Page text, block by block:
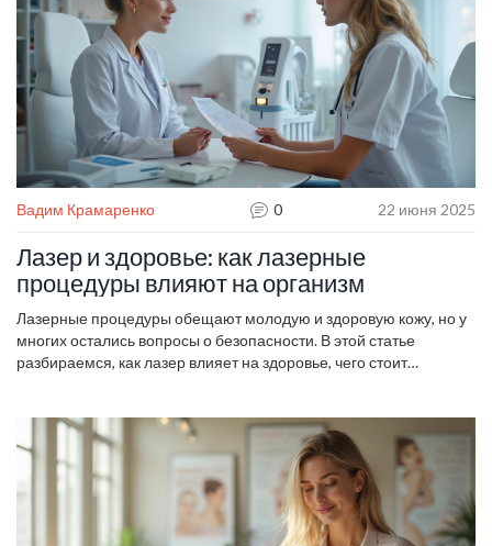
Вадим Крамаренко 0 22 июня 2025
Лазер и здоровье: как лазерные
процедуры влияют на организм
Лазерные процедуры обещают молодую и здоровую кожу, но у
многих остались вопросы о безопасности. В этой статье
разбираемся, как лазер влияет на здоровье, чего стоит
делимся советами и интересными фактами из практики. Если
задумывались о лазерной косметологии, узнаете, стоит ли игра